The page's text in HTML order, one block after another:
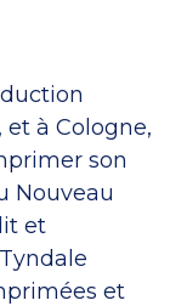
à Cologne,
son
Nouveau
et
et